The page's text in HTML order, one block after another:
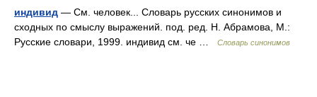
индивид — См. человек... Словарь русских синонимов и
сходных по смыслу выражений. под. ред. Н. Абрамова, М.:
Русские словари, 1999. индивид см. че …
Словарь синонимов